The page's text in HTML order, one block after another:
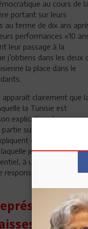
au cours de la
portant sur leurs
au terme de dix ans
performances «10
leur passage à la
j’obtiens dans les deux
la place dans le
clairement que
la Tunisie est
explication dans sa
suivante, je me suis
cette terrible
je suis parvenu
à une œuvre de
principal
de